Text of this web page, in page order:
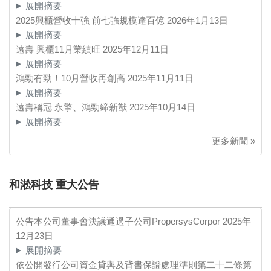
展開摘要
2025興櫃營收十強 前七強規模達百億 2026年1月13日
展開摘要
遠壽 興櫃11月業績旺 2025年12月11日
展開摘要
鴻勁有勁！10月營收再創高 2025年11月11日
展開摘要
遠壽稱冠 永擎、鴻勁締新猷 2025年10月14日
展開摘要
更多新聞 »
和淞科技 重大公告
公告本公司董事會決議通過子公司PropersysCorpor 2025年
12月23日
展開摘要
依公開發行公司資金貸與及背書保證處理準則第二十二條第